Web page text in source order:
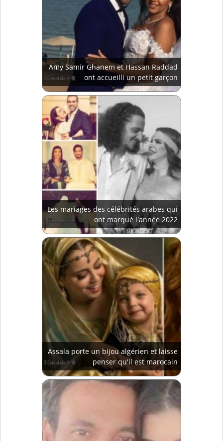
Amy Samir Ghanem et Hassan Raddad
ont accueilli un petit garçon
Les mariages des célébrités arabes qui
ont marqué l'année 2022
Assala porte un bijou algérien et laisse
penser qu'il est marocain